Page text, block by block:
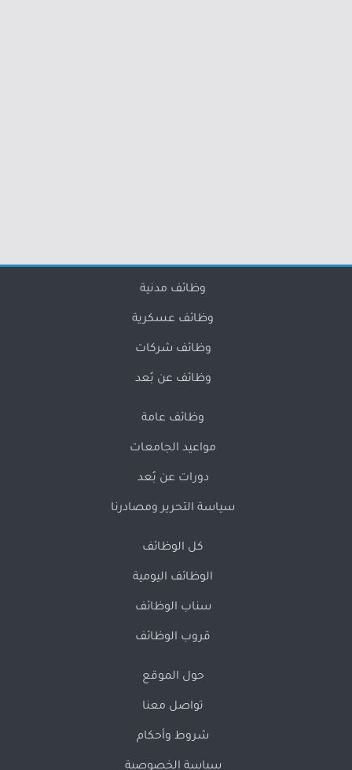
وظائف مدنية
وظائف عسكرية
وظائف شركات
وظائف عن بُعد
وظائف عامة
مواعيد الجامعات
دورات عن بُعد
سياسة التحرير ومصادرنا
كل الوظائف
الوظائف اليومية
سناب الوظائف
قروب الوظائف
حول الموقع
تواصل معنا
شروط وأحكام
سياسة الخصوصية